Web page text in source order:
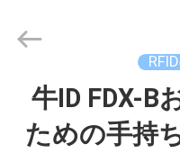
supplier.
Technology
牛ID FDX-B
ための手持